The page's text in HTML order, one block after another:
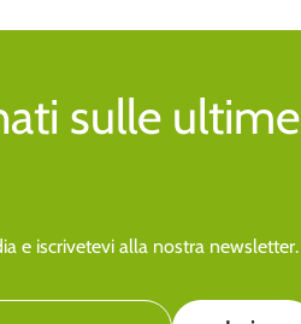
sulle ultime
e iscrivetevi alla nostra newsletter.